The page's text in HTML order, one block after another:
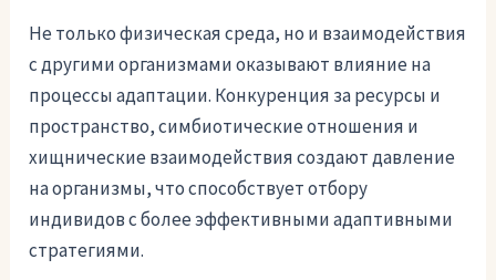
Не только физическая среда, но и взаимодействия
с другими организмами оказывают влияние на
процессы адаптации. Конкуренция за ресурсы и
пространство, симбиотические отношения и
хищнические взаимодействия создают давление
на организмы, что способствует отбору
индивидов с более эффективными адаптивными
стратегиями.